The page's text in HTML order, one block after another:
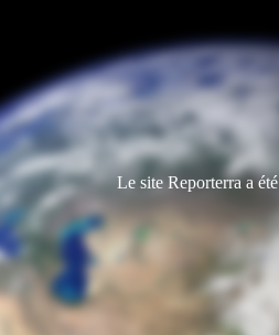
Le site Reporterra a